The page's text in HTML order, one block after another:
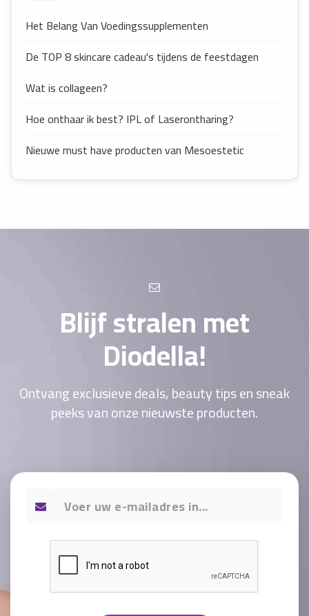
Het Belang Van Voedingssupplementen
De TOP 8 skincare cadeau's tijdens de feestdagen
Wat is collageen?
Hoe onthaar ik best? IPL of Laserontharing?
Nieuwe must have producten van Mesoestetic
Blijf stralen met
Diodella!
Ontvang exclusieve deals, beauty tips en sneak
peeks van onze nieuwste producten.